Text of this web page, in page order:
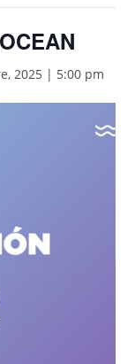
2025 | 5:00 pm